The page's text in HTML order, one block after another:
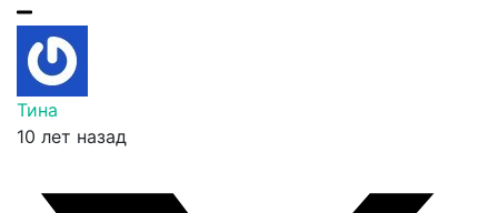
Тина
10 лет назад